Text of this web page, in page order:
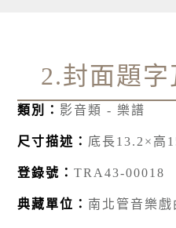
2.封面題
類別： 影音類 - 樂譜
尺寸描述： 底長13.2×高
登錄號： TRA43-00018
典藏單位： 南北管音樂戲